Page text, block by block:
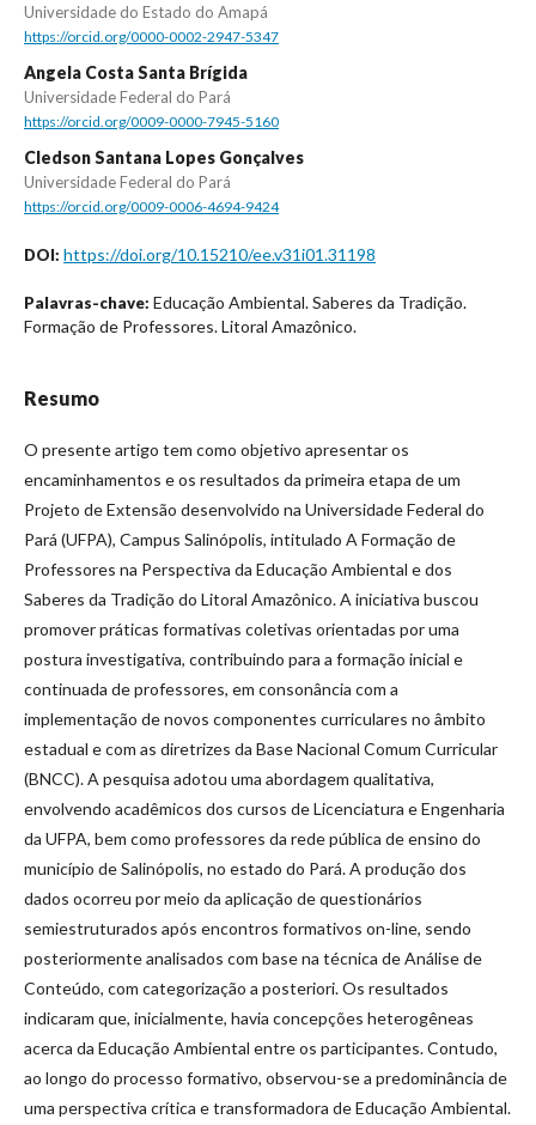
Universidade do Estado do Amapá
https://orcid.org/0000-0002-2947-5347
Angela Costa Santa Brígida
Universidade Federal do Pará
https://orcid.org/0009-0000-7945-5160
Cledson Santana Lopes Gonçalves
Universidade Federal do Pará
https://orcid.org/0009-0006-4694-9424
DOI: https://doi.org/10.15210/ee.v31i01.31198
Palavras-chave: Educação Ambiental. Saberes da Tradição.
Formação de Professores. Litoral Amazônico.
Resumo
O presente artigo tem como objetivo apresentar os
encaminhamentos e os resultados da primeira etapa de um
Projeto de Extensão desenvolvido na Universidade Federal do
Pará (UFPA), Campus Salinópolis, intitulado A Formação de
Professores na Perspectiva da Educação Ambiental e dos
Saberes da Tradição do Litoral Amazônico. A iniciativa buscou
promover práticas formativas coletivas orientadas por uma
postura investigativa, contribuindo para a formação inicial e
continuada de professores, em consonância com a
implementação de novos componentes curriculares no âmbito
estadual e com as diretrizes da Base Nacional Comum Curricular
(BNCC). A pesquisa adotou uma abordagem qualitativa,
envolvendo acadêmicos dos cursos de Licenciatura e Engenharia
da UFPA, bem como professores da rede pública de ensino do
município de Salinópolis, no estado do Pará. A produção dos
dados ocorreu por meio da aplicação de questionários
semiestruturados após encontros formativos on-line, sendo
posteriormente analisados com base na técnica de Análise de
Conteúdo, com categorização a posteriori. Os resultados
indicaram que, inicialmente, havia concepções heterogêneas
acerca da Educação Ambiental entre os participantes. Contudo,
ao longo do processo formativo, observou-se a predominância de
uma perspectiva crítica e transformadora de Educação Ambiental.